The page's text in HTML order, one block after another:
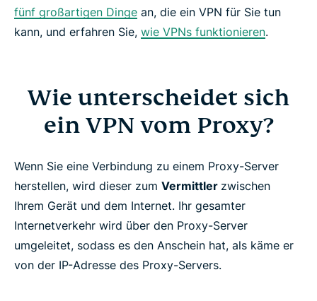
fünf großartigen Dinge an, die ein VPN für Sie tun
kann, und erfahren Sie, wie VPNs funktionieren.
Wie unterscheidet sich
ein VPN vom Proxy?
Wenn Sie eine Verbindung zu einem Proxy-Server
herstellen, wird dieser zum Vermittler zwischen
Ihrem Gerät und dem Internet. Ihr gesamter
Internetverkehr wird über den Proxy-Server
umgeleitet, sodass es den Anschein hat, als käme er
von der IP-Adresse des Proxy-Servers.